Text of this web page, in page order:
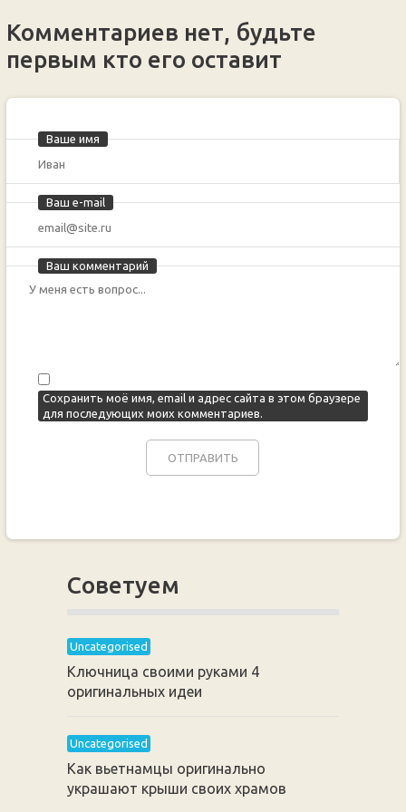
Комментариев нет, будьте
первым кто его оставит
Ваше имя
Ваш e-mail
Ваш комментарий
Сохранить моё имя, email и адрес сайта в этом браузере
для последующих моих комментариев.
Советуем
Uncategorised
Ключница своими руками 4
оригинальных идеи
Uncategorised
Как вьетнамцы оригинально
украшают крыши своих храмов